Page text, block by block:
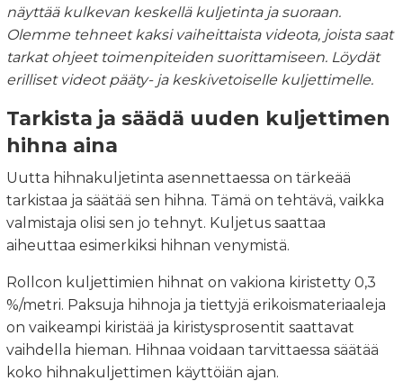
näyttää kulkevan keskellä kuljetinta ja suoraan.
Olemme tehneet kaksi vaiheittaista videota, joista saat
tarkat ohjeet toimenpiteiden suorittamiseen. Löydät
erilliset videot pääty- ja keskivetoiselle kuljettimelle.
Tarkista ja säädä uuden kuljettimen
hihna aina
Uutta hihnakuljetinta asennettaessa on tärkeää
tarkistaa ja säätää sen hihna. Tämä on tehtävä, vaikka
valmistaja olisi sen jo tehnyt. Kuljetus saattaa
aiheuttaa esimerkiksi hihnan venymistä.
Rollcon kuljettimien hihnat on vakiona kiristetty 0,3
%/metri. Paksuja hihnoja ja tiettyjä erikoismateriaaleja
on vaikeampi kiristää ja kiristysprosentit saattavat
vaihdella hieman. Hihnaa voidaan tarvittaessa säätää
koko hihnakuljettimen käyttöiän ajan.